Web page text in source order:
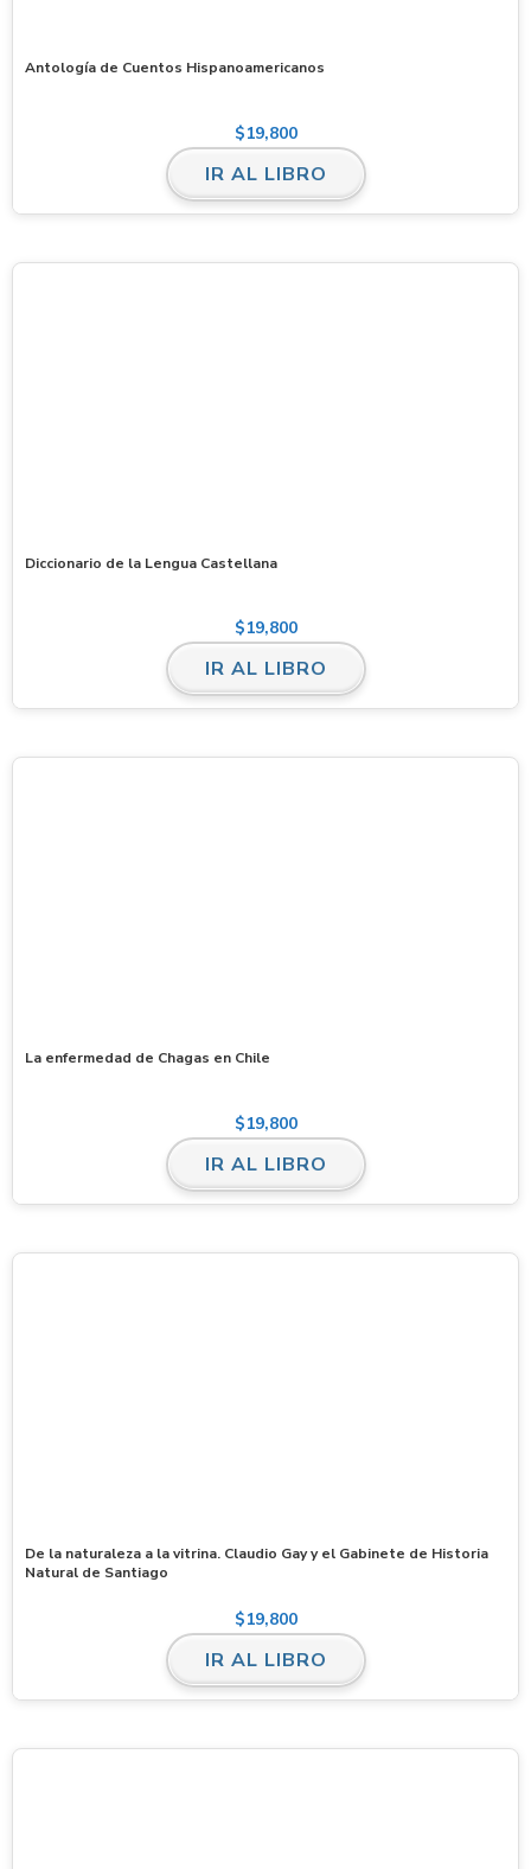
Antología de Cuentos Hispanoamericanos
$19,800
IR AL LIBRO
Diccionario de la Lengua Castellana
$19,800
IR AL LIBRO
La enfermedad de Chagas en Chile
$19,800
IR AL LIBRO
De la naturaleza a la vitrina. Claudio Gay y el Gabinete de Historia
Natural de Santiago
$19,800
IR AL LIBRO